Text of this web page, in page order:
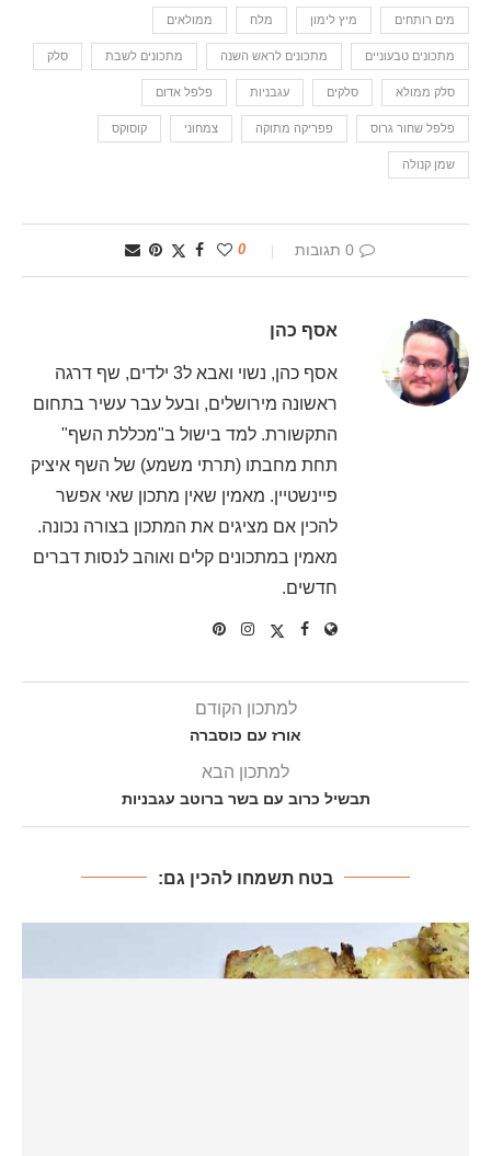
מים רותחים מיץ לימון מלח ממולאים
מתכונים טבעוניים מתכונים לראש השנה מתכונים לשבת סלק
סלק ממולא סלקים עגבניות פלפל אדום
פלפל שחור גרוס פפריקה מתוקה צמחוני קוסוקס
שמן קנולה
0 תגובות 0
אסף כהן
אסף כהן, נשוי ואבא ל3 ילדים, שף דרגה
ראשונה מירושלים, ובעל עבר עשיר בתחום
התקשורת. למד בישול ב"מכללת השף"
תחת מחבתו (תרתי משמע) של השף איציק
פיינשטיין. מאמין שאין מתכון שאי אפשר
להכין אם מציגים את המתכון בצורה נכונה.
מאמין במתכונים קלים ואוהב לנסות דברים
חדשים.
למתכון הקודם
אורז עם כוסברה
למתכון הבא
תבשיל כרוב עם בשר ברוטב עגבניות
בטח תשמחו להכין גם: